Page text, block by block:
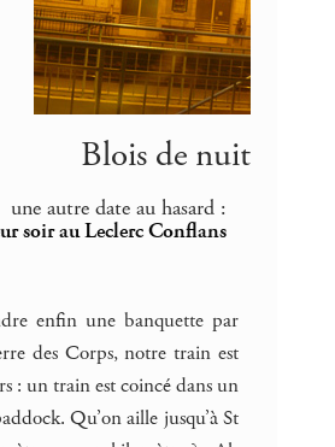
Blois de nuit
une autre date au hasard :
soir au Leclerc Conflans
enfin une banquette par
des Corps, notre train est
: un train est coincé dans un
Qu’on aille jusqu’à St